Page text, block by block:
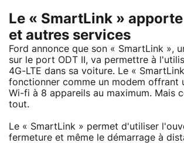
Le « SmartLink »
et autres services
Ford annonce que son « SmartLink »,
sur le port ODT II, va permettre à
4G-LTE dans sa voiture. Le «
fonctionner comme un modem offrant
Wi-fi à 8 appareils au maximum. Mais
tout.
Le « SmartLink » permet d'utiliser
fermeture et même le démarrage à